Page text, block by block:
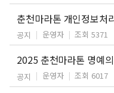
공지 운영자 조회 5371
공지 운영자 조회 6017